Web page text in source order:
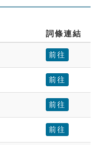
詞條連結
前往
前往
前往
前往